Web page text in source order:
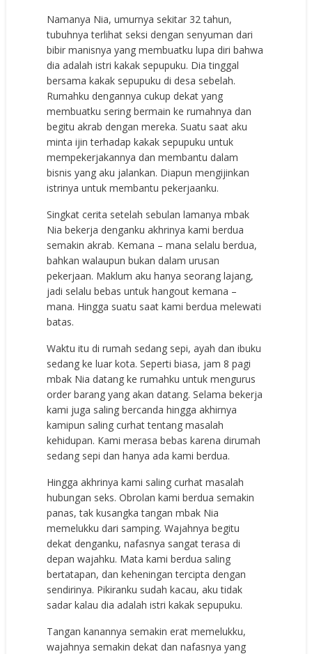
Namanya Nia, umurnya sekitar 32 tahun,
tubuhnya terlihat seksi dengan senyuman dari
bibir manisnya yang membuatku lupa diri bahwa
dia adalah istri kakak sepupuku. Dia tinggal
bersama kakak sepupuku di desa sebelah.
Rumahku dengannya cukup dekat yang
membuatku sering bermain ke rumahnya dan
begitu akrab dengan mereka. Suatu saat aku
minta ijin terhadap kakak sepupuku untuk
mempekerjakannya dan membantu dalam
bisnis yang aku jalankan. Diapun mengijinkan
istrinya untuk membantu pekerjaanku.
Singkat cerita setelah sebulan lamanya mbak
Nia bekerja denganku akhrinya kami berdua
semakin akrab. Kemana – mana selalu berdua,
bahkan walaupun bukan dalam urusan
pekerjaan. Maklum aku hanya seorang lajang,
jadi selalu bebas untuk hangout kemana –
mana. Hingga suatu saat kami berdua melewati
batas.
Waktu itu di rumah sedang sepi, ayah dan ibuku
sedang ke luar kota. Seperti biasa, jam 8 pagi
mbak Nia datang ke rumahku untuk mengurus
order barang yang akan datang. Selama bekerja
kami juga saling bercanda hingga akhirnya
kamipun saling curhat tentang masalah
kehidupan. Kami merasa bebas karena dirumah
sedang sepi dan hanya ada kami berdua.
Hingga akhrinya kami saling curhat masalah
hubungan seks. Obrolan kami berdua semakin
panas, tak kusangka tangan mbak Nia
memelukku dari samping. Wajahnya begitu
dekat denganku, nafasnya sangat terasa di
depan wajahku. Mata kami berdua saling
bertatapan, dan keheningan tercipta dengan
sendirinya. Pikiranku sudah kacau, aku tidak
sadar kalau dia adalah istri kakak sepupuku.
Tangan kanannya semakin erat memelukku,
wajahnya semakin dekat dan nafasnya yang